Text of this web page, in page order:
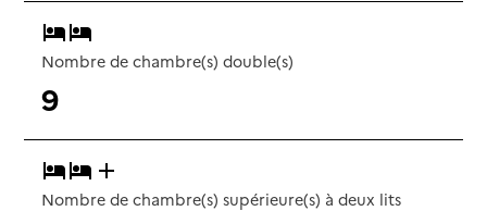
Nombre de chambre(s) double(s)
9
Nombre de chambre(s) supérieure(s) à deux lits